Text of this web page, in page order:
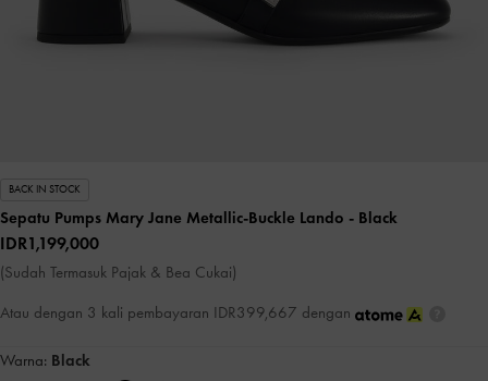
BACK IN STOCK
Sepatu Pumps Mary Jane Metallic-Buckle Lando - Black
IDR1,199,000
(Sudah Termasuk Pajak & Bea Cukai)
Atau dengan 3 kali pembayaran IDR399,667 dengan
Warna: Black